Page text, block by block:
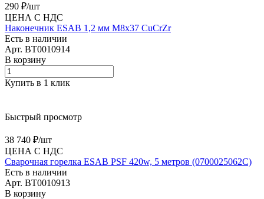
290 ₽/шт
ЦЕНА С НДС
Наконечник ESAB 1,2 мм M8x37 CuCrZr
Есть в наличии
Арт. BT0010914
В корзину
Купить в 1 клик
Быстрый просмотр
38 740 ₽/шт
ЦЕНА С НДС
Сварочная горелка ESAB PSF 420w, 5 метров (0700025062C)
Есть в наличии
Арт. BT0010913
В корзину